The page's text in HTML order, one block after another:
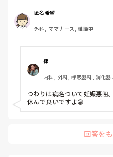
でしょ」と言われました。体
者の心配している余裕がなく
ナイーブになっているのか
なこんな感じで何も言わずに
自分が甘いだけなんですか。
匿名希望
外科, ママナース, 離職中
律
内科, 外科, 呼吸器科, 消化
内科, 脳神経外科, 消化器外科
つわりは病名ついて妊娠悪阻
休んで良いですよ😁
回答を